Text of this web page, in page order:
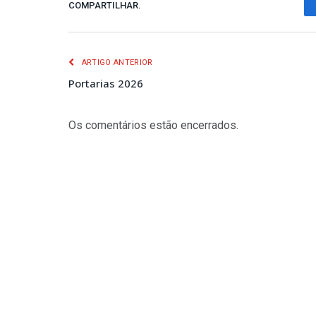
COMPARTILHAR.
ARTIGO ANTERIOR
Portarias 2026
Os comentários estão encerrados.